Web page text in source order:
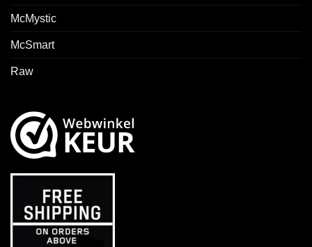
McMystic
McSmart
Raw